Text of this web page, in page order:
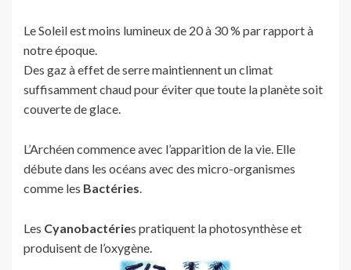
Le Soleil est moins lumineux de 20 à 30 % par rapport à
notre époque.
Des gaz à effet de serre maintiennent un climat
suffisamment chaud pour éviter que toute la planète soit
couverte de glace.
L’Archéen commence avec l’apparition de la vie. Elle
débute dans les océans avec des micro-organismes
comme les Bactéries.
Les Cyanobactéries pratiquent la photosynthèse et
produisent de l’oxygène.